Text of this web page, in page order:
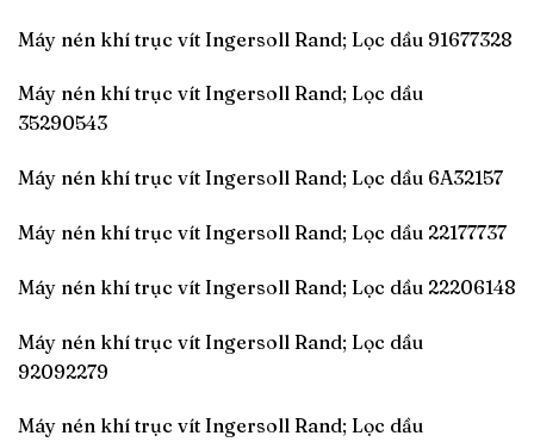
Máy nén khí trục vít Ingersoll Rand; Lọc dầu 91677328
Máy nén khí trục vít Ingersoll Rand; Lọc dầu
35290543
Máy nén khí trục vít Ingersoll Rand; Lọc dầu 6A32157
Máy nén khí trục vít Ingersoll Rand; Lọc dầu 22177737
Máy nén khí trục vít Ingersoll Rand; Lọc dầu 22206148
Máy nén khí trục vít Ingersoll Rand; Lọc dầu
92092279
Máy nén khí trục vít Ingersoll Rand; Lọc dầu